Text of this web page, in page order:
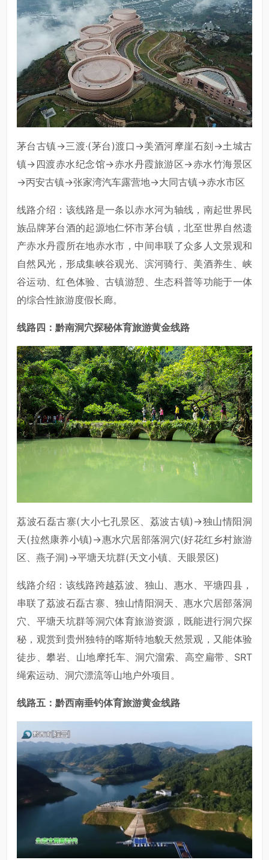
茅台古镇→三渡·(茅台)渡口→美酒河摩崖石刻→土城古
镇→四渡赤水纪念馆→赤水丹霞旅游区→赤水竹海景区
→丙安古镇→张家湾汽车露营地→大同古镇→赤水市区
线路介绍：该线路是一条以赤水河为轴线，南起世界民
族品牌茅台酒的起源地仁怀市茅台镇，北至世界自然遗
产赤水丹霞所在地赤水市，中间串联了众多人文景观和
自然风光，形成集峡谷观光、滨河骑行、美酒养生、峡
谷运动、红色体验、古镇游憩、生态科普等功能于一体
的综合性旅游度假长廊。
线路四：黔南洞穴探秘体育旅游黄金线路
荔波石磊古寨(大小七孔景区、荔波古镇)→独山情阳洞
天(拉然康养小镇)→惠水穴居部落洞穴(好花红乡村旅游
区、燕子洞)→平塘天坑群(天文小镇、天眼景区)
线路介绍：该线路跨越荔波、独山、惠水、平塘四县，
串联了荔波石磊古寨、独山情阳洞天、惠水穴居部落洞
穴、平塘天坑群等洞穴体育旅游资源，既能进行洞穴探
秘，观赏到贵州独特的喀斯特地貌天然景观，又能体验
徒步、攀岩、山地摩托车、洞穴溜索、高空扁带、SRT
绳索运动、洞穴漂流等山地户外项目。
线路五：黔西南垂钓体育旅游黄金线路